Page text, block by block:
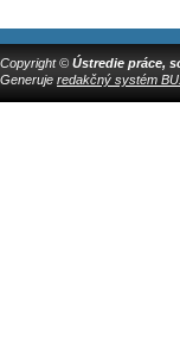
Copyright © Ústredie práce,
Generuje redakčný systém